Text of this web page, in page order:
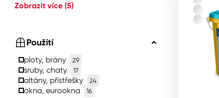
Zobrazit více (5)
Použití
ploty, brány 29
sruby, chaty 17
altány, přístřešky 24
okna, eurookna 16